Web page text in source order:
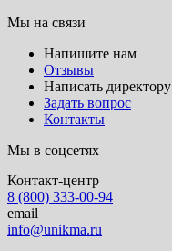
Мы на связи
Напишите нам
Отзывы
Написать директору
Задать вопрос
Контакты
Мы в соцсетях
Контакт-центр
8 (800) 333-00-94
email
info@unikma.ru